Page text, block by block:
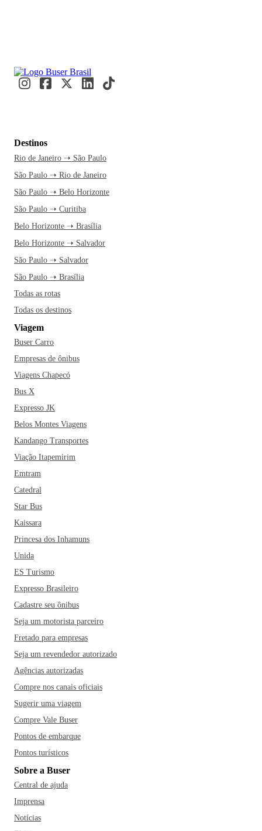
Destinos
Rio de Janeiro ➝ São Paulo
São Paulo ➝ Rio de Janeiro
São Paulo ➝ Belo Horizonte
São Paulo ➝ Curitiba
Belo Horizonte ➝ Brasília
Belo Horizonte ➝ Salvador
São Paulo ➝ Salvador
São Paulo ➝ Brasília
Todas as rotas
Todas os destinos
Viagem
Buser Carro
Empresas de ônibus
Viagens Chapecó
Bus X
Expresso JK
Belos Montes Viagens
Kandango Transportes
Viação Itapemirim
Emtram
Catedral
Star Bus
Kaissara
Princesa dos Inhamuns
Unida
ES Turismo
Expresso Brasileiro
Cadastre seu ônibus
Seja um motorista parceiro
Fretado para empresas
Seja um revendedor autorizado
Agências autorizadas
Compre nos canais oficiais
Sugerir uma viagem
Compre Vale Buser
Pontos de embarque
Pontos turísticos
Sobre a Buser
Central de ajuda
Imprensa
Notícias